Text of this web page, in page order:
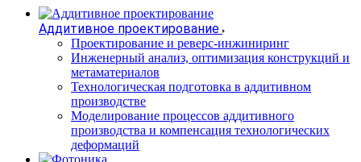
Аддитивное проектирование
Проектирование и реверс-инжиниринг
Инженерный анализ, оптимизация конструкций и
метаматериалов
Технологическая подготовка в аддитивном
производстве
Моделирование процессов аддитивного
производства и компенсация технологических
деформаций